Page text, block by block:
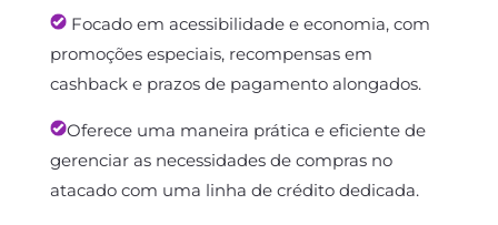
Focado em acessibilidade e economia, com
promoções especiais, recompensas em
cashback e prazos de pagamento alongados.
Oferece uma maneira prática e eficiente de
gerenciar as necessidades de compras no
atacado com uma linha de crédito dedicada.